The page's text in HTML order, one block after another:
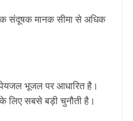
संदूषक मानक सीमा से अधिक
भूजल पर आधारित है।
के लिए सबसे बड़ी चुनौती है।